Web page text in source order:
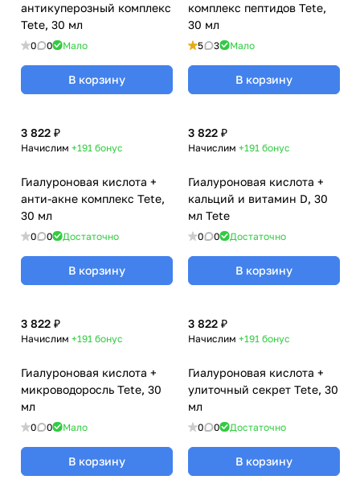
антикуперозный комплекс
Tete, 30 мл
0 0 Мало
В корзину
комплекс пептидов Tete,
30 мл
5 3 Мало
В корзину
3 822 ₽
Начислим +191 бонус
Гиалуроновая кислота +
анти-акне комплекс Tete,
30 мл
0 0 Достаточно
В корзину
3 822 ₽
Начислим +191 бонус
Гиалуроновая кислота +
кальций и витамин D, 30
мл Tete
0 0 Достаточно
В корзину
3 822 ₽
Начислим +191 бонус
Гиалуроновая кислота +
микроводоросль Tete, 30
мл
0 0 Мало
В корзину
3 822 ₽
Начислим +191 бонус
Гиалуроновая кислота +
улиточный секрет Tete, 30
мл
0 0 Достаточно
В корзину